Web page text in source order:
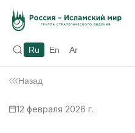
Ru En Ar
Назад
12 февраля 2026 г.